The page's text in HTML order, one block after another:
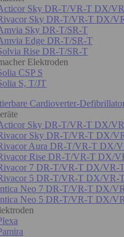
Sky DR-T/VR-T DX/
Sky DR-T/VR-T DX/
Sky DR-T/SR-T
Edge DR-T/SR-T
Rise DR-T/SR-T
Elektroden
CSP S
S, T/JT
Cardioverter-
Sky DR-T/VR-T DX/
Sky DR-T/VR-T DX/
Aura DR-T/VR-T DX/
Rise DR-T/VR-T DX/
7 DR-T/VR-T DX/VR-
5 DR-T/VR-T DX/VR-
Neo 7 DR-T/VR-T DX/
Neo 5 DR-T/VR-T DX/